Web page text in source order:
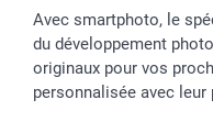
Coques smartphone
Stickers & Etiquettes
Cadres photo &
Dénicheur d'idées
Fête des Mères
Fête des Pères
Communion
Baptême
Droit de rétraction
Plaintes
Vie privée
Gestion des cookies
Aide
smartbonus
smartfriends
Livraison
Avec smartphoto, le
du développement
originaux pour vos
personnalisée avec leur